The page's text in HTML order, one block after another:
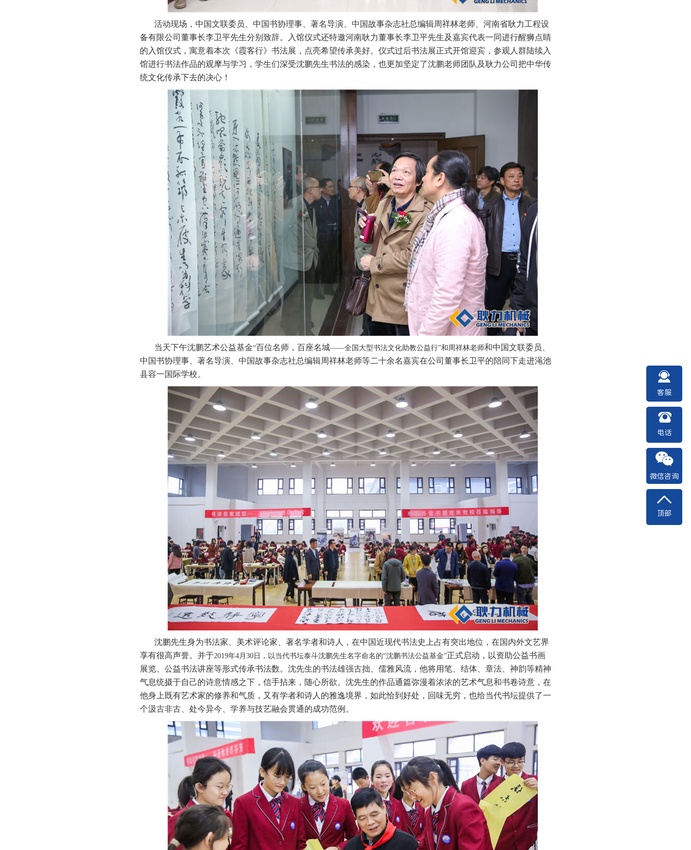
活动现场，中国文联委员、中国书协理事、著名导演、中国故事杂志社总编辑周祥林老师、河南省耿力工程设
备有限公司董事长李卫平先生分别致辞。入馆仪式还特邀河南耿力董事长李卫平先生及嘉宾代表一同进行醒狮点睛
的入馆仪式，寓意着本次《霞客行》书法展，点亮希望传承美好。仪式过后书法展正式开馆迎宾，参观人群陆续入
馆进行书法作品的观摩与学习，学生们深受沈鹏先生书法的感染，也更加坚定了沈鹏老师团队及耿力公司把中华传
统文化传承下去的决心！
当天下午沈鹏艺术公益基金“百位名师，百座名城——全国大型书法文化助教公益行”和周祥林老师和中国文联委员、
中国书协理事、著名导演、中国故事杂志社总编辑周祥林老师等二十余名嘉宾在公司董事长卫平的陪同下走进渑池
县容一国际学校。
沈鹏先生身为书法家、美术评论家、著名学者和诗人，在中国近现代书法史上占有突出地位，在国内外文艺界
享有很高声誉。并于2019年4月30日，以当代书坛泰斗沈鹏先生名字命名的“沈鹏书法公益基金”正式启动，以资助公益书画
展览、公益书法讲座等形式传承书法数。沈先生的书法雄强古拙、儒雅风流，他将用笔、结体、章法、神韵等精神
气息统摄于自己的诗意情感之下，信手拈来，随心所欲。沈先生的作品通篇弥漫着浓浓的艺术气息和书卷诗意，在
他身上既有艺术家的修养和气质，又有学者和诗人的雅逸境界，如此恰到好处，回味无穷，也给当代书坛提供了一
个汲古非古、处今异今、学养与技艺融会贯通的成功范例。
客服
电话
微信咨询
顶部